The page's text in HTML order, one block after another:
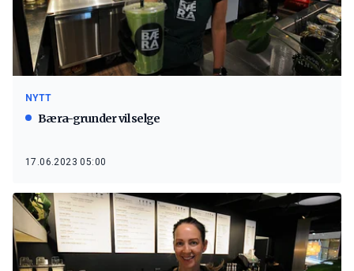
NYTT
Bæra-grunder vil selge
17.06.2023 05:00